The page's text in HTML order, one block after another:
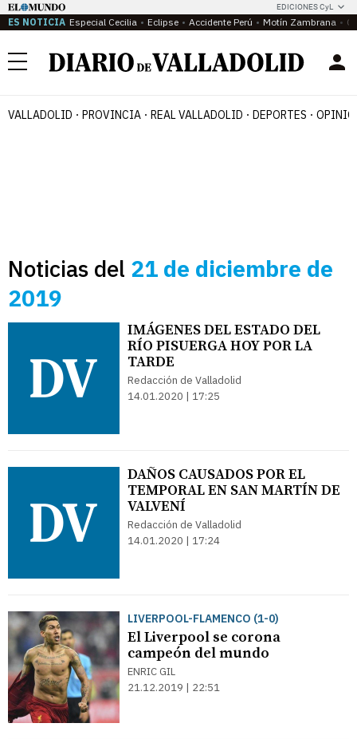
EDICIONES CyL
ES NOTICIA Especial Cecilia Eclipse Accidente Perú Motín Zambrana
Menú
VALLADOLID PROVINCIA REAL VALLADOLID DEPORTES
Noticias del 21 de diciembre de
2019
IMÁGENES DEL ESTADO DEL
RÍO PISUERGA HOY POR LA
TARDE
Redacción de Valladolid
14.01.2020 | 17:25
DAÑOS CAUSADOS POR EL
TEMPORAL EN SAN MARTÍN DE
VALVENÍ
Redacción de Valladolid
14.01.2020 | 17:24
LIVERPOOL-FLAMENCO (1-0)
El Liverpool se corona
campeón del mundo
ENRIC GIL
21.12.2019 | 22:51